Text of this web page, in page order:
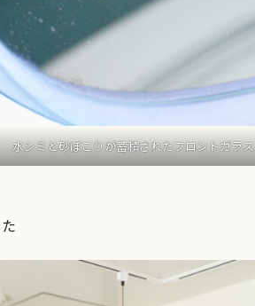
水シミと砂ぼこりが蓄積されたフロントガラス